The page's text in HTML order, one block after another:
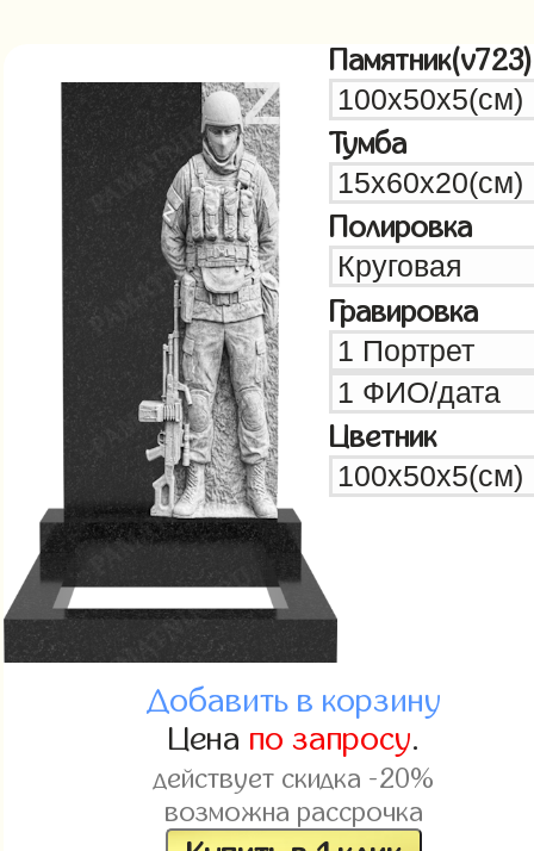
Памятник(v723)
Тумба
Полировка
Гравировка
Цветник
Добавить в корзину
Цена по запросу.
действует скидка -20%
возможна рассрочка